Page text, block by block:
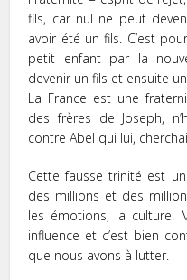
fils, car nul ne peut
avoir été un fils. C’est
petit enfant par la
devenir un fils et ensuite
La France est une
des frères de Joseph,
contre Abel qui lui,
Cette fausse trinité est
des millions et des
les émotions, la culture.
influence et c’est bien
que nous avons à lutter.